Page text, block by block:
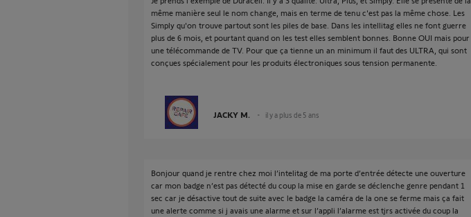
même manière seul le nom change, mais en terme de tenu c'est pas la même chose. Les
Simply qu'on trouve partout sont les piles de base. Dans les intellitag elles ne font guerre
plus de 6 mois, et pourtant quand on les test elles semblent bonnes. Bonne OUI mais pour
une télécommande de TV. Pour que ça tienne un an minimum il faut des ULTRA, qui sont
conçues spécialement pour les produits électroniques sous tension permanente.
JACKY M. il y a plus de 5 ans
Bonjour quand je rentre chez moi l’intelitag de ma porte d’entrée détecte une ouverture
car mon badge n’est pas détecté du coup la mise en garde se déclenche genre pendant 1
sec car je désactive tout de suite avec le badge la caméra de la one se ferme mais ça fait
une alerte comme si j avais une alarme et sur l’appli l’alarme est tjrs activée du coup la